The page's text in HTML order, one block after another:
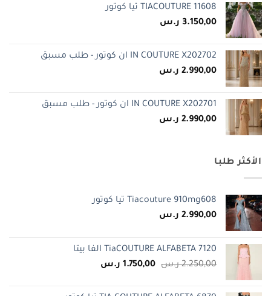
TIACOUTURE 11608 تيا كوتور
3.150,00 ر.س
IN COUTURE X202702 ان كوتور - طلب مسبق
2.990,00 ر.س
IN COUTURE X202701 ان كوتور - طلب مسبق
2.990,00 ر.س
الأكثر طلبا
Tiacouture 910mg608 تيا كوتور
2.990,00 ر.س
TiaCOUTURE ALFABETA 7120 الفا بيتا
2.250,00 ر.س السعر
1.750,00 ر.سالسعر